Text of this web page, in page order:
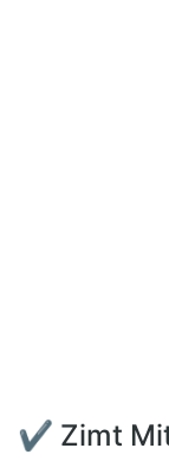
✔ Zimt